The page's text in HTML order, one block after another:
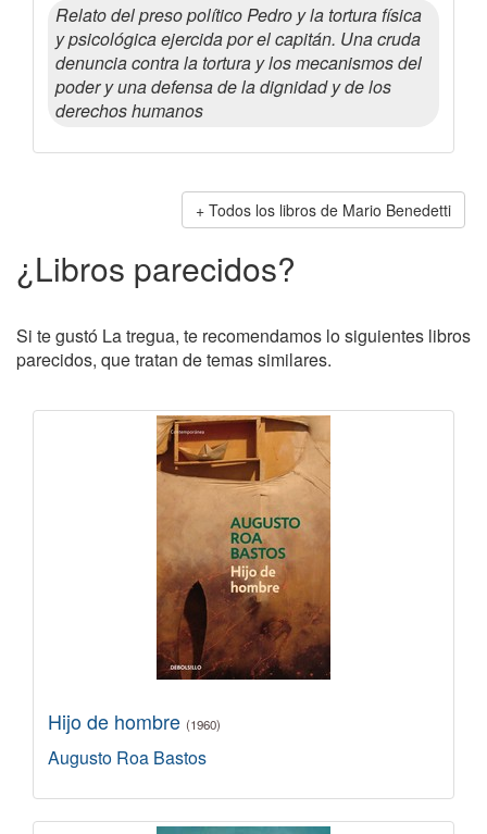
Relato del preso político Pedro y la tortura física
y psicológica ejercida por el capitán. Una cruda
denuncia contra la tortura y los mecanismos del
poder y una defensa de la dignidad y de los
derechos humanos
Todos los libros de Mario Benedetti
¿Libros parecidos?
Si te gustó La tregua, te recomendamos lo siguientes libros
parecidos, que tratan de temas similares.
Hijo de hombre (1960)
Augusto Roa Bastos